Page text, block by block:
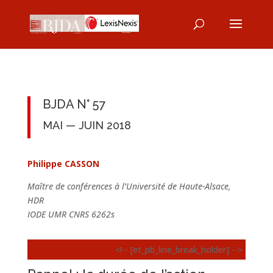
BJDA N° 57
MAI — JUIN 2018
Philippe CASSON
Maître de conférences à l’Université de Haute-Alsace,
HDR
IODE UMR CNRS 6262s
<!-- [et_pb_line_break_holder] -->